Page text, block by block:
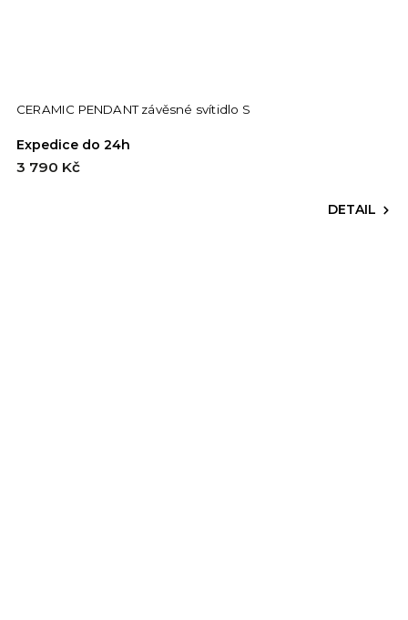
CERAMIC PENDANT závěsné svítidlo S
Expedice do 24h
3 790 Kč
DETAIL